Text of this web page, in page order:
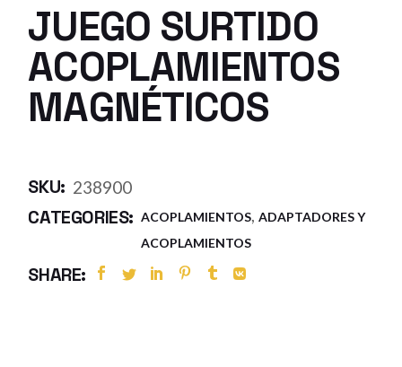
JUEGO SURTIDO
ACOPLAMIENTOS
MAGNÉTICOS
SKU: 238900
CATEGORIES: ACOPLAMIENTOS, ADAPTADORES Y
ACOPLAMIENTOS
SHARE: